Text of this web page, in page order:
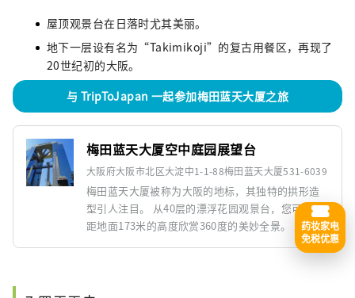
屋顶观景台在日落时尤其美丽。
地下一层设有名为“Takimikoji”的复古用餐区，再现了
20世纪初的大阪。
与 TripToJapan 一起参加梅田蓝天大厦之旅
梅田蓝天大厦空中庭园展望台
大阪府大阪市北区大淀中1-1-88梅田蓝天大厦531-6039
梅田蓝天大厦被称为大阪的地标，其独特的拱形造
型引人注目。 从40层的漂浮花园观景台，您可以在
距地面173米的高度欣赏360度的美妙全景。 尤其是
晚上，可以看到位列日本夜景百选的美丽夜景。这
药妆家电
免税优惠